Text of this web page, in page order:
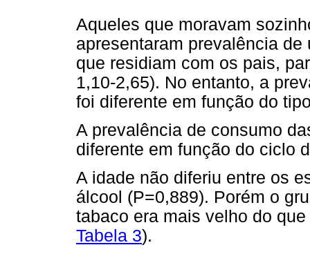
Aqueles que moravam
apresentaram prevalência
que residiam com os pais,
1,10-2,65). No entanto, a
foi diferente em função do
A prevalência de consumo
diferente em função do ciclo
A idade não diferiu entre os
álcool (P=0,889). Porém o
tabaco era mais velho do
Tabela 3).